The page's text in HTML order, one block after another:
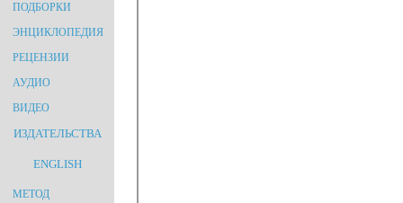
ПОДБОРКИ
ЭНЦИКЛОПЕДИЯ
РЕЦЕНЗИИ
АУДИО
ВИДЕО
ИЗДАТЕЛЬСТВА
ENGLISH
МЕТОД